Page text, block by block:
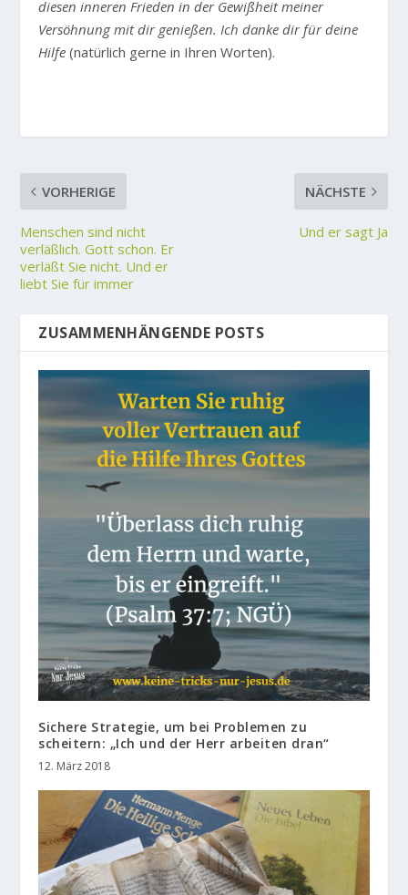
diesen inneren Frieden in der Gewißheit meiner
Versöhnung mit dir genießen. Ich danke dir für deine
Hilfe (natürlich gerne in Ihren Worten).
VORHERIGE
Menschen sind nicht
verläßlich. Gott schon. Er
verläßt Sie nicht. Und er
liebt Sie für immer
NÄCHSTE
Und er sagt Ja
ZUSAMMENHÄNGENDE POSTS
Sichere Strategie, um bei Problemen zu
scheitern: „Ich und der Herr arbeiten dran“
12. März 2018